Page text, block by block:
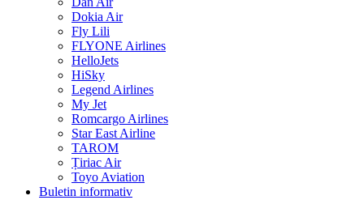
Dokia Air
Fly Lili
FLYONE Airlines
HelloJets
HiSky
Legend Airlines
My Jet
Romcargo Airlines
Star East Airline
TAROM
Țiriac Air
Toyo Aviation
Buletin informativ